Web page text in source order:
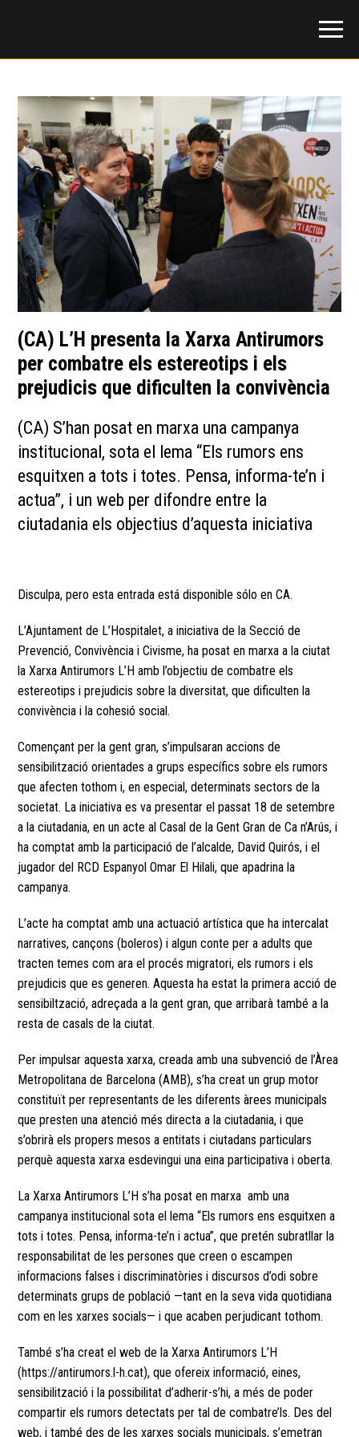
(CA) L’H presenta la Xarxa Antirumors
per combatre els estereotips i els
prejudicis que dificulten la convivència
(CA) S’han posat en marxa una campanya
institucional, sota el lema “Els rumors ens
esquitxen a tots i totes. Pensa, informa-te’n i
actua”, i un web per difondre entre la
ciutadania els objectius d’aquesta iniciativa
Disculpa, pero esta entrada está disponible sólo enCA.
L’Ajuntament de L’Hospitalet, a iniciativa de la Secció de
Prevenció, Convivència i Civisme, ha posat en marxa a la ciutat
la Xarxa Antirumors L’H amb l’objectiu de combatre els
estereotips i prejudicis sobre la diversitat, que dificulten la
convivència i la cohesió social.
Començant per la gent gran, s’impulsaran accions de
sensibilització orientades a grups específics sobre els rumors
que afecten tothom i, en especial, determinats sectors de la
societat. La iniciativa es va presentar el passat 18 de setembre
a la ciutadania, en un acte al Casal de la Gent Gran de Ca n’Arús, i
ha comptat amb la participació de l’alcalde, David Quirós, i el
jugador del RCD Espanyol Omar El Hilali, que apadrina la
campanya.
L’acte ha comptat amb una actuació artística que ha intercalat
narratives, cançons (boleros) i algun conte per a adults que
tracten temes com ara el procés migratori, els rumors i els
prejudicis que es generen. Aquesta ha estat la primera acció de
sensibiltzació, adreçada a la gent gran, que arribarà també a la
resta de casals de la ciutat.
Per impulsar aquesta xarxa, creada amb una subvenció de l’Àrea
Metropolitana de Barcelona (AMB), s’ha creat un grup motor
constituït per representants de les diferents àrees municipals
que presten una atenció més directa a la ciutadania, i que
s’obrirà els propers mesos a entitats i ciutadans particulars
perquè aquesta xarxa esdevingui una eina participativa i oberta.
La Xarxa Antirumors L’H s’ha posat en marxa amb una
campanya institucional sota el lema “Els rumors ens esquitxen a
tots i totes. Pensa, informa-te’n i actua”, que pretén subratllar la
responsabilitat de les persones que creen o escampen
informacions falses i discriminatòries i discursos d’odi sobre
determinats grups de població —tant en la seva vida quotidiana
com en les xarxes socials— i que acaben perjudicant tothom.
També s’ha creat el web de la Xarxa Antirumors L’H
(https://antirumors.l-h.cat), que ofereix informació, eines,
sensibilització i la possibilitat d’adherir-s’hi, a més de poder
compartir els rumors detectats per tal de combatre’ls. Des del
web, i també des de les xarxes socials municipals, s’emetran